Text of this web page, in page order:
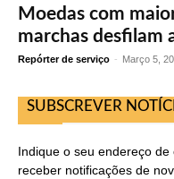
Moedas com
marchas desfilam
Repórter de serviço - Março 5,
SUBSCREVER
Indique o seu endereço
receber notificações de